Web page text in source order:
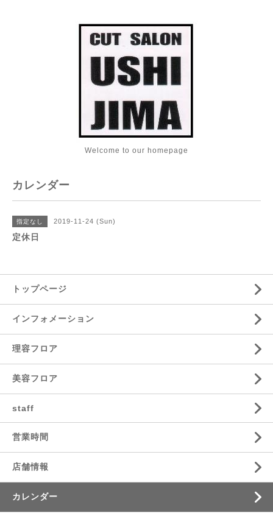
Welcome to our homepage
カレンダー
指定なし 2019-11-24 (Sun)
定休日
トップページ
インフォメーション
理容フロア
美容フロア
staff
営業時間
店舗情報
カレンダー